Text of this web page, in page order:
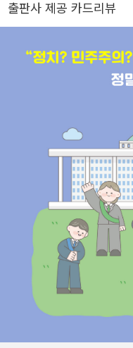
출판사 제공 카드리뷰